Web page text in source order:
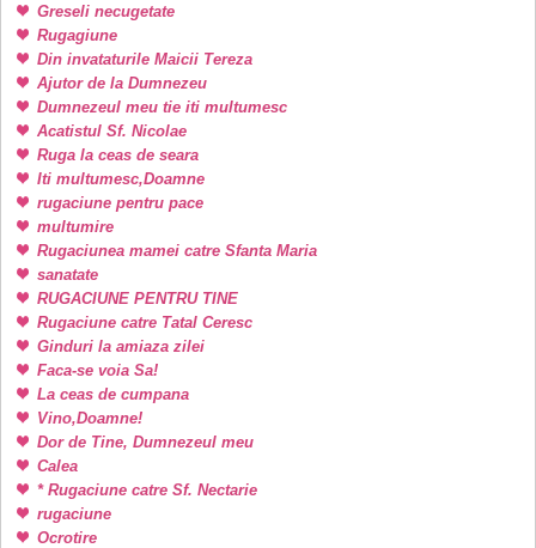
Greseli necugetate
Rugagiune
Din invataturile Maicii Tereza
Ajutor de la Dumnezeu
Dumnezeul meu tie iti multumesc
Acatistul Sf. Nicolae
Ruga la ceas de seara
Iti multumesc,Doamne
rugaciune pentru pace
multumire
Rugaciunea mamei catre Sfanta Maria
sanatate
RUGACIUNE PENTRU TINE
Rugaciune catre Tatal Ceresc
Ginduri la amiaza zilei
Faca-se voia Sa!
La ceas de cumpana
Vino,Doamne!
Dor de Tine, Dumnezeul meu
Calea
* Rugaciune catre Sf. Nectarie
rugaciune
Ocrotire